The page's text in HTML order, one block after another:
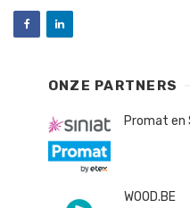
ONZE PARTNERS
Promat en
WOOD.BE